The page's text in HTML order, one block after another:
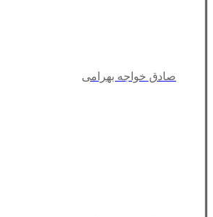
صادق خواجه بهرامی